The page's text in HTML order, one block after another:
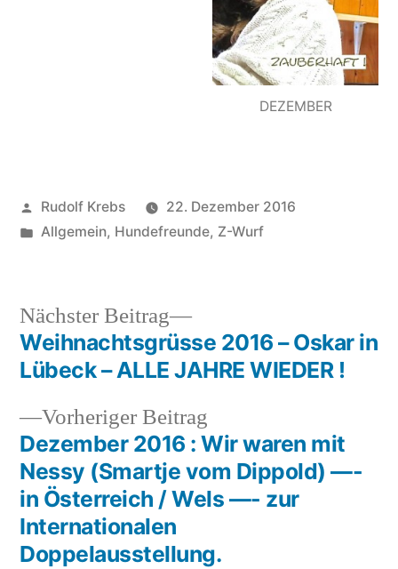
DEZEMBER
Veröffentlicht
von
Rudolf Krebs
22. Dezember 2016
Veröffentlicht
Allgemein, Hundefreunde, Z-Wurf
Beitragsnavigation
Vorheriger Beitrag
Beitrag:
Dezember 2016 : Wir waren mit
Nessy (Smartje vom Dippold) —-
in Österreich / Wels —- zur
Internationalen
Doppelausstellung.
Nächster Beitrag
Nächster
Beitrag:
Weihnachtsgrüsse 2016 – Oskar in
Lübeck – ALLE JAHRE WIEDER !